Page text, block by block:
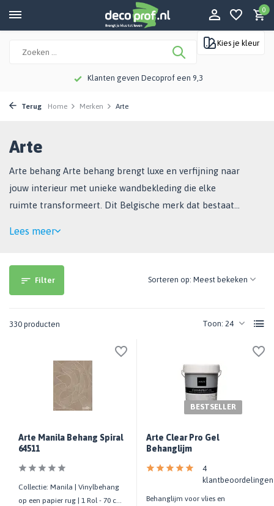
0
Kies je kleur
Meer dan 115 jaar kennis en ervaring
Terug Home Merken Arte
Arte
Arte behang Arte behang brengt luxe en verfijning naar
jouw interieur met unieke wandbekleding die elke
ruimte transformeert. Dit Belgische merk dat bestaat
Lees meer
Filter
330 producten Toon:
Sorteren op:
Arte Manila Behang Spiral
64511
Collectie: Manila | Vinylbehang
op een papier rug | 1 Rol - 70 cm
BESTSELLER
Arte Clear Pro Gel
Behanglijm
4
klantbeoordelingen
Behanglijm voor vlies en